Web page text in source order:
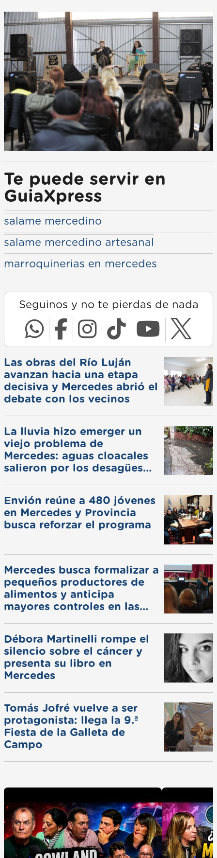
Te puede servir en
GuiaXpress
salame mercedino
salame mercedino artesanal
marroquinerias en mercedes
Seguinos y no te pierdas de nada
Las obras del Río Luján
avanzan hacia una etapa
decisiva y Mercedes abrió el
debate con los vecinos
La lluvia hizo emerger un
viejo problema de
Mercedes: aguas cloacales
salieron por los desagües
Envión reúne a 480 jóvenes
en Mercedes y Provincia
busca reforzar el programa
Mercedes busca formalizar a
pequeños productores de
alimentos y anticipa
mayores controles en las
Débora Martinelli rompe el
silencio sobre el cáncer y
presenta su libro en
Mercedes
Tomás Jofré vuelve a ser
protagonista: llega la 9.ª
Fiesta de la Galleta de
Campo